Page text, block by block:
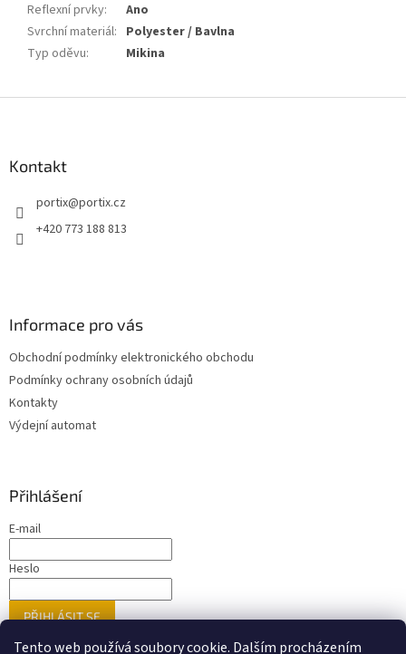
Tento web používá soubory cookie. Dalším procházením
Reflexní prvky:
Ano
Svrchní materiál: Polyester / Bavlna
Typ oděvu: Mikina
Kontakt
portix@portix.cz
+420 773 188 813
Informace pro vás
Obchodní podmínky elektronického obchodu
Podmínky ochrany osobních údajů
Kontakty
Výdejní automat
Přihlášení
E-mail
Heslo
PŘIHLÁSIT SE
Nová registraceZapomenuté heslo